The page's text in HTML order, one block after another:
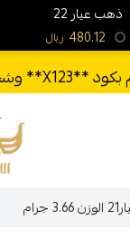
22 ذهب عيار
ريال 480.12